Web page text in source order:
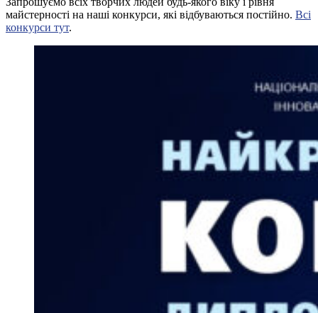
майстерності на наші конкурси, які відбуваються постійно. Всі
конкурси тут.